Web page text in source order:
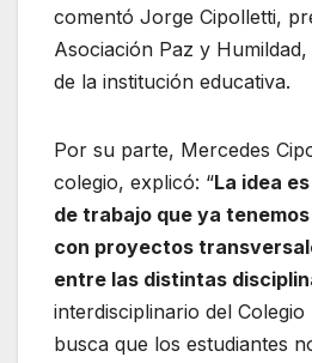
comentó Jorge Cipolletti,
Asociación Paz y
de la institución educativa.
Por su parte, Mercedes
colegio, explicó: “La idea
de trabajo que ya
con proyectos
entre las distintas
interdisciplinario del
busca que los estudiantes